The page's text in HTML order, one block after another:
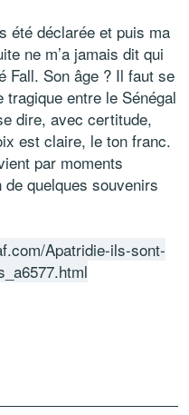
été déclarée et puis ma
ne m’a jamais dit qui
Fall. Son âge ? Il faut se
entre le Sénégal
dire, avec certitude,
est claire, le ton franc.
par moments
quelques souvenirs
Apatridie-ils-sont-